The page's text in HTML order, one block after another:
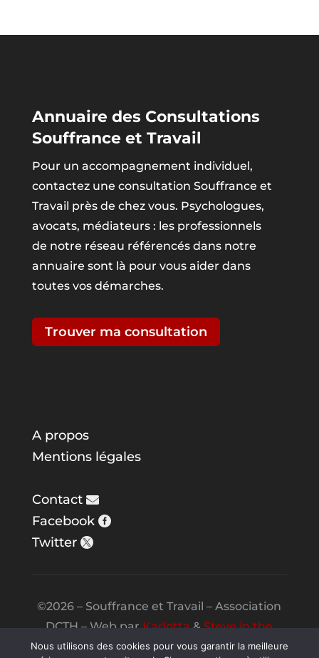
Annuaire des Consultations
Souffrance et Travail
Pour un accompagnement individuel,
contactez une consultation Souffrance et
Travail près de chez vous. Psychologues,
avocats, médiateurs : les professionnels
de notre réseau référencés dans notre
annuaire sont là pour vous aider dans
toutes vos démarches.
Trouver ma consultation
A propos
Mentions légales
Contact
Facebook
Twitter
©2026 – Souffrance et Travail – Association
DCTH – Web parKarlotta&Steve in the
Night
Nous utilisons des cookies pour vous garantir la meilleure